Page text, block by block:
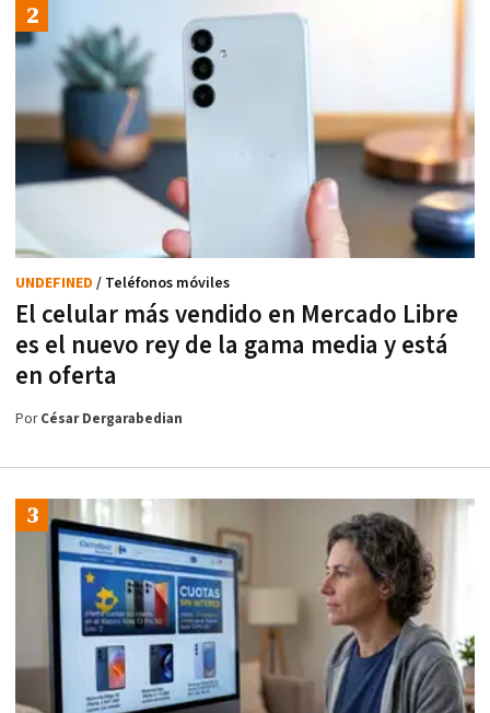
El celular más vendido en Mercado Libre
es el nuevo rey de la gama media y está
en oferta
UNDEFINED / Teléfonos móviles
PorCésar Dergarabedian